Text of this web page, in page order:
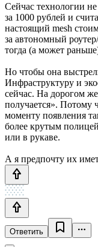
Сейчас технологии
за 1000 рублей и
настоящий mesh
за автономный
тогда (а может
Но чтобы она
Инфраструктуру и
сейчас. На дорогом
получается». Потому
моменту появления
более крутым
или в рукаве.
А я предпочту их
Ответить